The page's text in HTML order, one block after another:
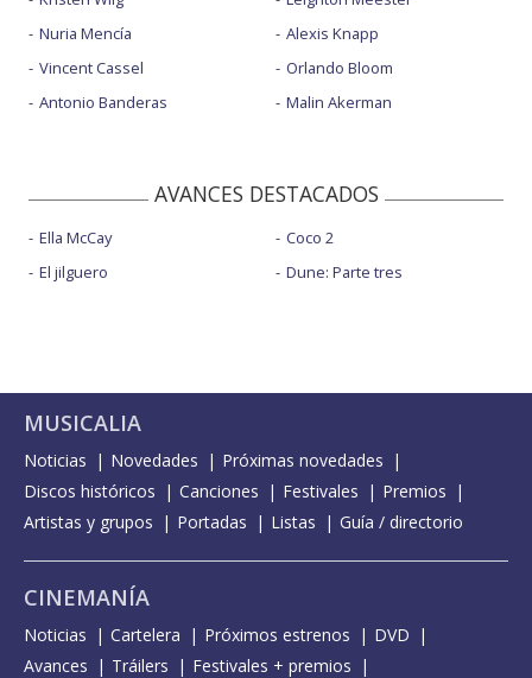
Nuria Mencía
Vincent Cassel
Antonio Banderas
Alexis Knapp
Orlando Bloom
Malin Akerman
AVANCES DESTACADOS
Ella McCay
El jilguero
Coco 2
Dune: Parte tres
MUSICALIA
Noticias Novedades
Próximas novedades
Discos históricos
Canciones Festivales
Premios
Artistas y grupos
Portadas Listas Guía / directorio
CINEMANÍA
Noticias Cartelera Próximos estrenos
DVD
Avances
Tráilers Festivales + premios